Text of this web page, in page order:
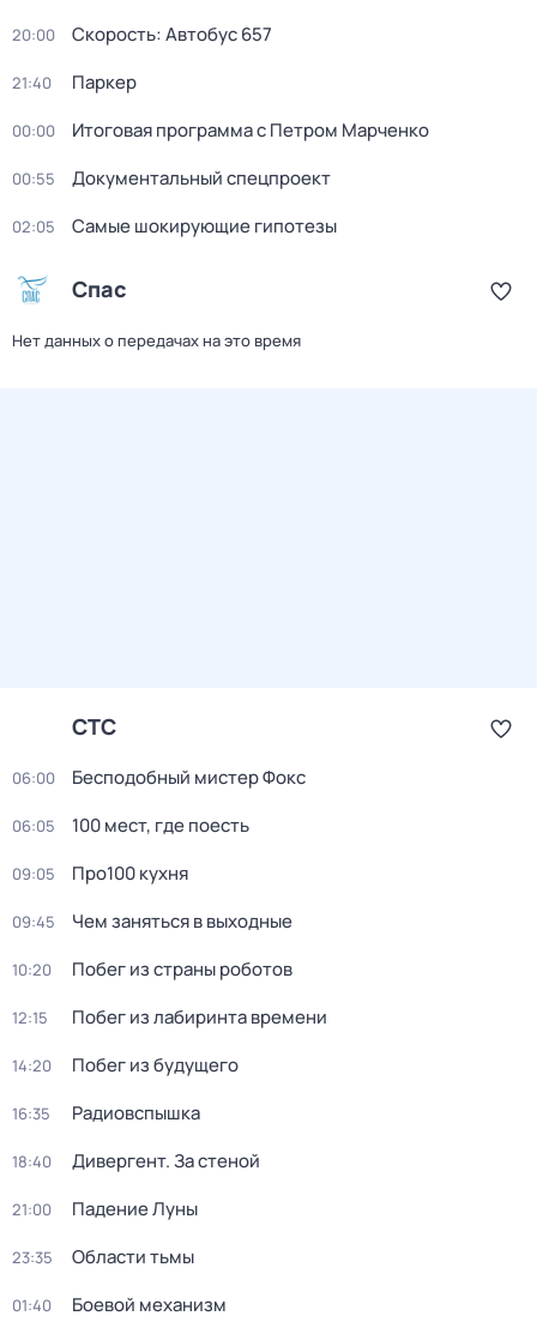
20:00 Скорость: Автобус 657
21:40 Паркер
00:00 Итоговая программа с Петром Марченко
00:55 Документальный спецпроект
02:05 Самые шoкиpующие гипотезы
Спас
Нет данных о передачах на это время
СТС
06:00 Бесподобный мистер Фокс
06:05 100 мест, где поесть
09:05 Про100 кухня
09:45 Чем заняться в выходные
10:20 Побег из страны роботов
12:15 Побег из лабиринта времени
14:20 Побег из будущего
16:35 Радиовспышка
18:40 Дивергент. За стеной
21:00 Падение Луны
23:35 Области тьмы
01:40 Боевой механизм